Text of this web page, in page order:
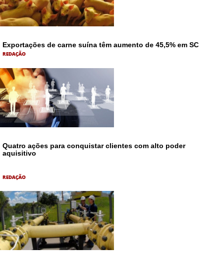
Exportações de carne suína têm aumento de 45,5% em SC
REDAÇÃO
Quatro ações para conquistar clientes com alto poder
aquisitivo
REDAÇÃO